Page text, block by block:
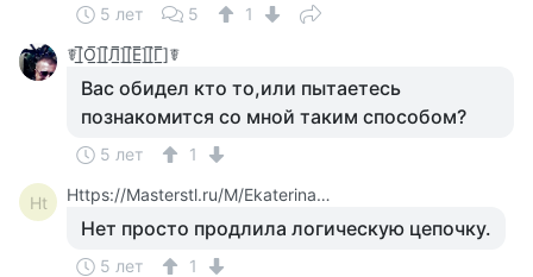
5 лет 5
1
☤[̲̅О̲̅][̲̅Л̲̅][̲̅Е̲̅][̲̅Г̲̅]☤
Вас обидел кто то,или пытаетесь
познакомится со мной таким способом?
5 лет 1
Ht Https://Masterstl.ru/M/Ekaterina_1361810
Нет просто продлила логическую цепочку.
5 лет
1